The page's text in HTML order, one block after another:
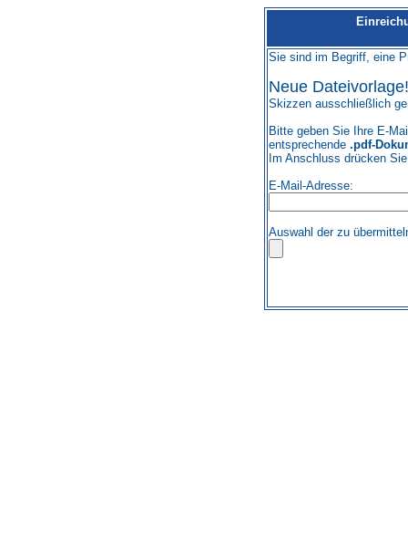
Sie sind im Begriff, eine
Neue Dateivorlage!
Skizzen ausschließlich
Bitte geben Sie Ihre E-
entsprechende .pdf-
Im Anschluss drücken
E-Mail-Adresse:
Auswahl der zu